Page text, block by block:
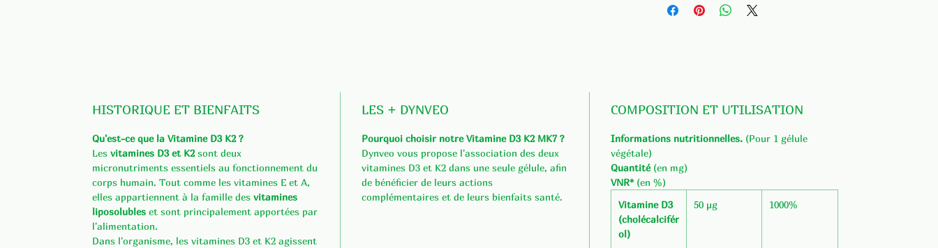
Contribuer à une coagulation
HISTORIQUE ET BIENFAITS
Qu'est-ce que la Vitamine D3 K2 ?
Les vitamines D3 et K2sont deux
micronutriments essentiels au fonctionnement du
corps humain. Tout comme les vitamines E et A,
elles appartiennent à la famille des vitamines
liposolubles et sont principalement apportées par
l'alimentation.
Dans l'organisme, les vitamines D3 et K2 agissent
LES + DYNVEO
Pourquoi choisir notre Vitamine D3 K2 MK7 ?
Dynveo vous propose l'association des deux
vitamines D3 et K2 dans une seule gélule, afin
de bénéficier de leurs actions
complémentaires et de leurs bienfaits santé.
COMPOSITION ET UTILISATION
Informations nutritionnelles. (Pour 1 gélule
végétale)
Quantité (en mg)
VNR* (en %)
Vitamine D3
(cholécalcifér
ol)
50 µg 1000%